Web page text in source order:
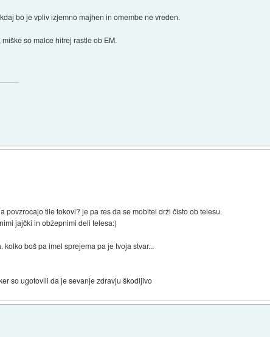
bo je vpliv izjemno majhen in omembe ne vreden.
so malce hitrej rastle ob EM.
tile tokovi? je pa res da se mobitel drži čisto ob telesu.
jajčki in obžepnimi deli telesa:)
boš pa imel sprejema pa je tvoja stvar...
so ugotovili da je sevanje zdravju škodljivo